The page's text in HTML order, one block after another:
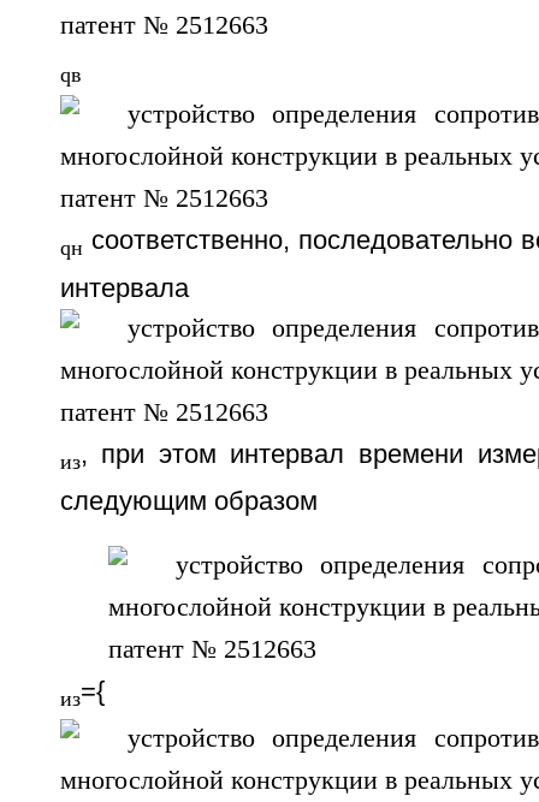
qв
qн соответственно, последовательно
интервала
из, при этом интервал времени
следующим образом
из={